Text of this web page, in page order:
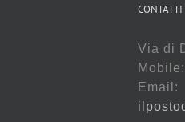
CONTATTI
Via di
Mobile:
Email: